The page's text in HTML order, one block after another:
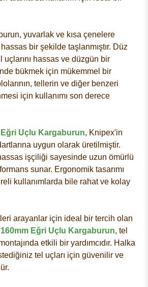
yuvarlak ve kısa çenelere
bir şekilde taşlanmıştır. Düz
uçlarını hassas ve düzgün bir
bükmek için mükemmel bir
tellerin ve diğer benzeri
için kullanımı son derece
Eğri Uçlu Kargaburun, Knipex'in
uygun olarak üretilmiştir.
işçiliği sayesinde uzun ömürlü
sunar. Ergonomik tasarımı
kullanımlarda bile rahat ve kolay
arayanlar için ideal bir tercih olan
Eğri Uçlu Kargaburun, tel
etkili bir yardımcıdır. Halka
tel uçları için güvenilir ve